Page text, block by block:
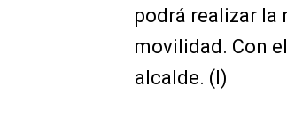
podrá realizar la
movilidad. Con
alcalde. (I)